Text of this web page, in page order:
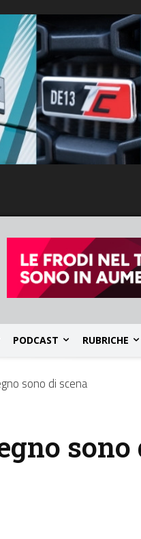
PODCAST RUBRICHE
sono di scena
sono